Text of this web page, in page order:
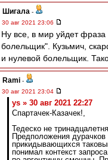
Шигала -
30 авг 2021 23:06
Ну все, в мир уйдет фраза
болельщик". Кузьмич,
и нулевой болельщик.
Rami -
30 авг 2021 23:04
ys » 30 авг 2021 22:27
Спартачек-Казачек!,
Тедеско не
Предположения дурачков
прикидывающихся
понимал контекст